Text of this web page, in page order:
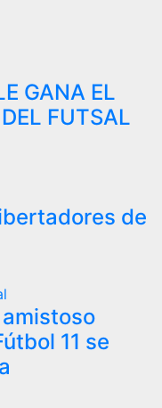
GANA EL
FUTSAL
de
11 se